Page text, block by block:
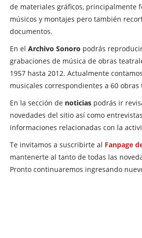
de materiales gráficos, principalmente
músicos y montajes pero también
documentos.
En el Archivo Sonoro podrás
grabaciones de música de obras
1957 hasta 2012. Actualmente
musicales correspondientes a 60
En la sección de noticias podrás ir
novedades del sitio así como
informaciones relacionadas con la
Te invitamos a suscribirte al Fanpage
mantenerte al tanto de todas las
Pronto continuaremos ingresando